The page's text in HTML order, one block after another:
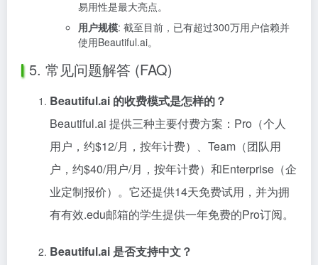
易用性是最大亮点。
用户规模: 截至目前，已有超过300万用户信赖并
使用Beautiful.ai。
5. 常见问题解答 (FAQ)
Beautiful.ai 的收费模式是怎样的？
Beautiful.ai 提供三种主要付费方案：Pro（个人
用户，约$12/月，按年计费）、Team（团队用
户，约$40/用户/月，按年计费）和Enterprise（企
业定制报价）。它还提供14天免费试用，并为拥
有有效.edu邮箱的学生提供一年免费的Pro订阅。
Beautiful.ai 是否支持中文？